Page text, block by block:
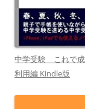
中学受験 これで成
利用編 Kindle版